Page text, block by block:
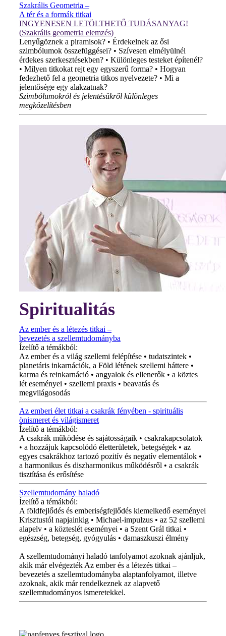
Szakrális Geometria –
A tér és a formák titkai
INGYENESEN LETÖLTHETŐ TUDÁSANYAG!
(Szakrális geometria elemzés)
Lenyűgöznek a piramisok? • Érdekelnek az ősi
szimbólumok összefüggései? • Szívesen elmélyülnél
érdekes szerkesztésekben? • Különleges testeket építenél?
• Milyen titkokat rejt egy egyszerű forma? • Hogyan
fedezhető fel a geometria titkos nyelvezete? • Mi a
jelentősége egy alakzatnak?
Szimbólumokról és jelentésükről különleges
megközelítésben
Spiritualitás
Az ember és a létezés titkai –
bevezetés a szellemtudományba
Ízelítő a témákból:
Az ember és a világ szellemi felépítése • tudatszintek •
planetáris inkarnációk, a Föld létének szellemi háttere •
karma és reinkarnáció • angyalok és ellenerők • a köztes
lét eseményei • szellemi praxis • beavatás és
megvilágosodás
Az emberi élet titkai a csakrák fényében - spirituális
önismeret és világismeret
Ízelítő a témákból:
A csakrák működése és sajátosságaik • csakrakapcsolatok
• a hozzájuk kapcsolódó életterületek, betegségek • az
egyes csakrákhoz tartozó pozitív és negatív elementálok •
a harmonikus és diszharmonikus működésről • a csakrák
tisztítása és erősítése
Szellemtudomány haladó
Ízelítő a témákból:
A földfejlődés és emberiségfejlődés kiemelkedő eseményei
Krisztustól napjainkig • Michael-impulzus • az 52 szellemi
alapelv • a közteslét eseményei • a Szent Grál titkai •
egészség, betegség, gyógyulás • damaszkuszi élmény
A szellemtudományi haladó tanfolyamot azoknak ajánljuk,
akik már elvégezték Az ember és a létezés titkai –
bevezetés a szellemtudományba alaptanfolyamot, illetve
azoknak, akik már rendelkeznek az alapvető
szellemtudományos ismeretekkel.